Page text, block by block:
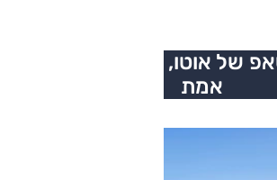
של אוטו, כל העדכונים בזמן
אמת